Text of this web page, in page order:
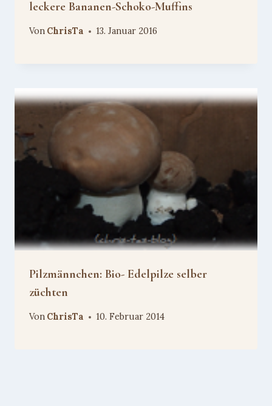
leckere Bananen-Schoko-Muffins
Von ChrisTa 13. Januar 2016
Pilzmännchen: Bio- Edelpilze selber
züchten
Von ChrisTa 10. Februar 2014